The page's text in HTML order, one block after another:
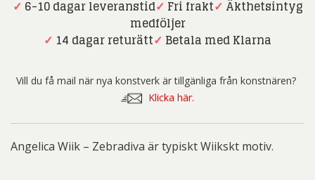
✓ 6-10 dagar leveranstid✓ Fri frakt✓ Äkthetsintyg
medföljer
✓ 14 dagar returätt✓ Betala med Klarna
Vill du få mail när nya konstverk är tillgänliga från konstnären?
Klicka här.
Angelica Wiik – Zebradiva är typiskt Wiikskt motiv.